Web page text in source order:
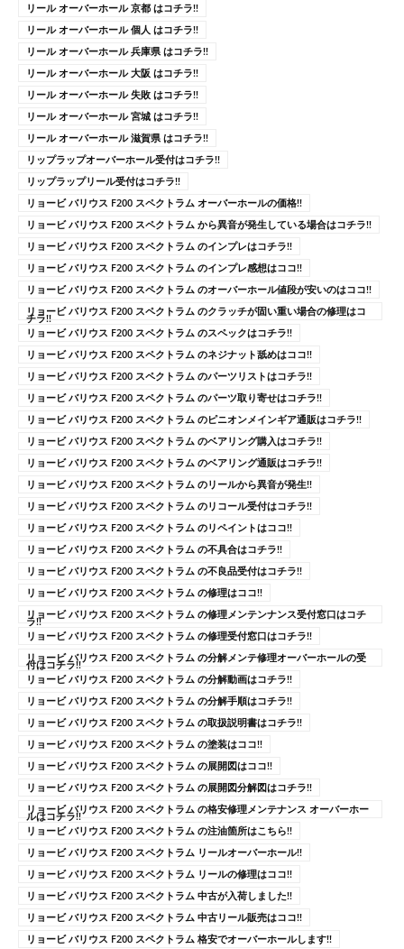
リール オーバーホール 京都 はコチラ!!
リール オーバーホール 個人 はコチラ!!
リール オーバーホール 兵庫県 はコチラ!!
リール オーバーホール 大阪 はコチラ!!
リール オーバーホール 失敗 はコチラ!!
リール オーバーホール 宮城 はコチラ!!
リール オーバーホール 滋賀県 はコチラ!!
リップラップオーバーホール受付はコチラ!!
リップラップリール受付はコチラ!!
リョービ バリウス F200 スペクトラム オーバーホールの価格!!
リョービ バリウス F200 スペクトラム から異音が発生している場合はコチラ!!
リョービ バリウス F200 スペクトラム のインプレはコチラ!!
リョービ バリウス F200 スペクトラム のインプレ感想はココ!!
リョービ バリウス F200 スペクトラム のオーバーホール値段が安いのはココ!!
リョービ バリウス F200 スペクトラム のクラッチが固い重い場合の修理はコ
チラ!!
リョービ バリウス F200 スペクトラム のスペックはコチラ!!
リョービ バリウス F200 スペクトラム のネジナット舐めはココ!!
リョービ バリウス F200 スペクトラム のパーツリストはコチラ!!
リョービ バリウス F200 スペクトラム のパーツ取り寄せはコチラ!!
リョービ バリウス F200 スペクトラム のピニオンメインギア通販はコチラ!!
リョービ バリウス F200 スペクトラム のベアリング購入はコチラ!!
リョービ バリウス F200 スペクトラム のベアリング通販はコチラ!!
リョービ バリウス F200 スペクトラム のリールから異音が発生!!
リョービ バリウス F200 スペクトラム のリコール受付はコチラ!!
リョービ バリウス F200 スペクトラム のリペイントはココ!!
リョービ バリウス F200 スペクトラム の不具合はコチラ!!
リョービ バリウス F200 スペクトラム の不良品受付はコチラ!!
リョービ バリウス F200 スペクトラム の修理はココ!!
リョービ バリウス F200 スペクトラム の修理メンテンナンス受付窓口はコチ
ラ!!
リョービ バリウス F200 スペクトラム の修理受付窓口はコチラ!!
リョービ バリウス F200 スペクトラム の分解メンテ修理オーバーホールの受
付はコチラ!!
リョービ バリウス F200 スペクトラム の分解動画はコチラ!!
リョービ バリウス F200 スペクトラム の分解手順はコチラ!!
リョービ バリウス F200 スペクトラム の取扱説明書はコチラ!!
リョービ バリウス F200 スペクトラム の塗装はココ!!
リョービ バリウス F200 スペクトラム の展開図はココ!!
リョービ バリウス F200 スペクトラム の展開図分解図はコチラ!!
リョービ バリウス F200 スペクトラム の格安修理メンテナンス オーバーホー
ルはコチラ!!
リョービ バリウス F200 スペクトラム の注油箇所はこちら!!
リョービ バリウス F200 スペクトラム リールオーバーホール!!
リョービ バリウス F200 スペクトラム リールの修理はココ!!
リョービ バリウス F200 スペクトラム 中古が入荷しました!!
リョービ バリウス F200 スペクトラム 中古リール販売はココ!!
リョービ バリウス F200 スペクトラム 格安でオーバーホールします!!